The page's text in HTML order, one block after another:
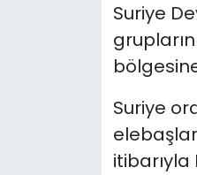
Suriye
Suriye
itibarıyla